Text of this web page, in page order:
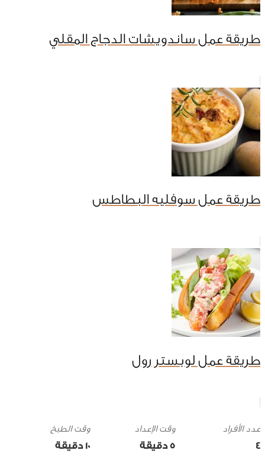
طريقة عمل ساندويشات الدجاج المقلي
طريقة عمل سوفليه البطاطس
طريقة عمل لوبستر رول
4
وقت الإعداد
5 ‎دقيقة
وقت الطبخ
10 ‎دقيقة